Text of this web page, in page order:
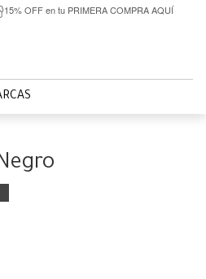
15% OFF en tu PRIMERA COMPRA AQUÍ